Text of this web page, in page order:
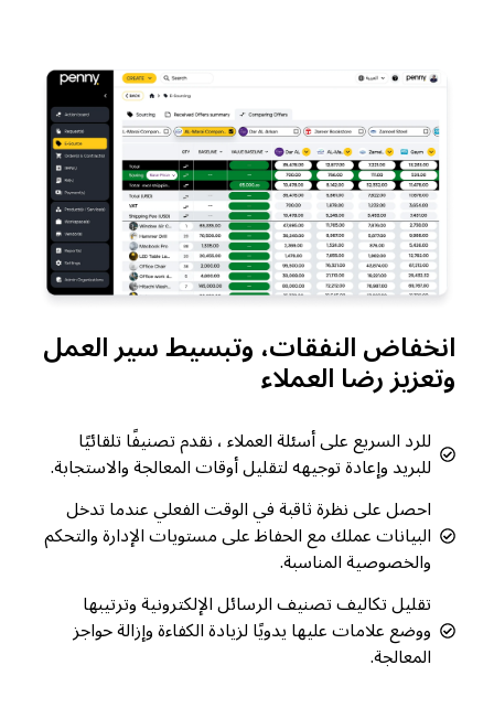
انخفاض النفقات، وتبسيط سير العمل
وتعزيز رضا العملاء
للرد السريع على أسئلة العملاء ، نقدم تصنيفًا تلقائيًا
للبريد وإعادة توجيهه لتقليل أوقات المعالجة والاستجابة.
احصل على نظرة ثاقبة في الوقت الفعلي عندما تدخل
البيانات عملك مع الحفاظ على مستويات الإدارة والتحكم
والخصوصية المناسبة.
تقليل تكاليف تصنيف الرسائل الإلكترونية وترتيبها
ووضع علامات عليها يدويًا لزيادة الكفاءة وإزالة حواجز
المعالجة.